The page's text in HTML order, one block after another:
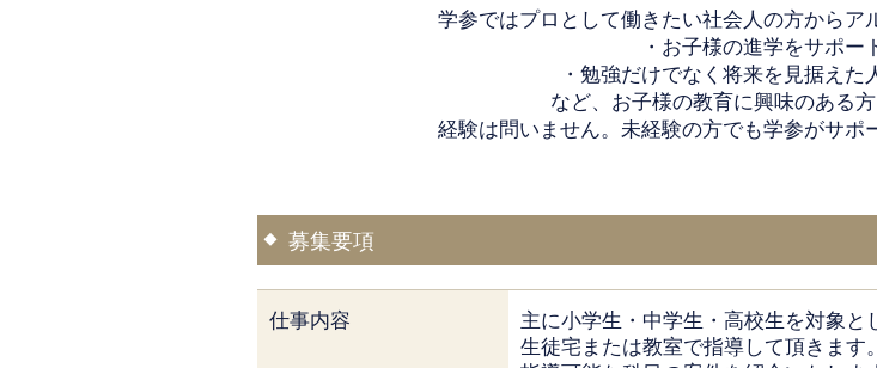
学参ではプロとして働きたい社会人の方からア
・お子様の進学をサポー
・勉強だけでなく将来を見据えた
など、お子様の教育に興味のある方
経験は問いません。未経験の方でも学参がサポ
募集要項
仕事内容
主に小学生・中学生・高校生を対象と
生徒宅または教室で指導して頂きます。